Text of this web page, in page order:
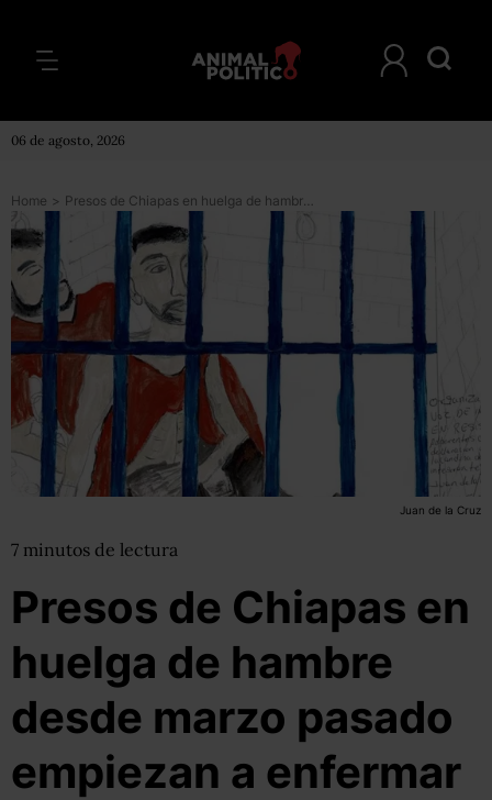
06 de agosto, 2026
Home > Presos de Chiapas en huelga de hambre desde marzo pasado empiezan a enfermar
Juan de la Cruz
7 minutos de lectura
Presos de Chiapas en
huelga de hambre
desde marzo pasado
empiezan a enfermar